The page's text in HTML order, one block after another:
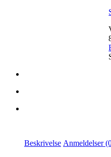
Beskrivelse Anmeldelser